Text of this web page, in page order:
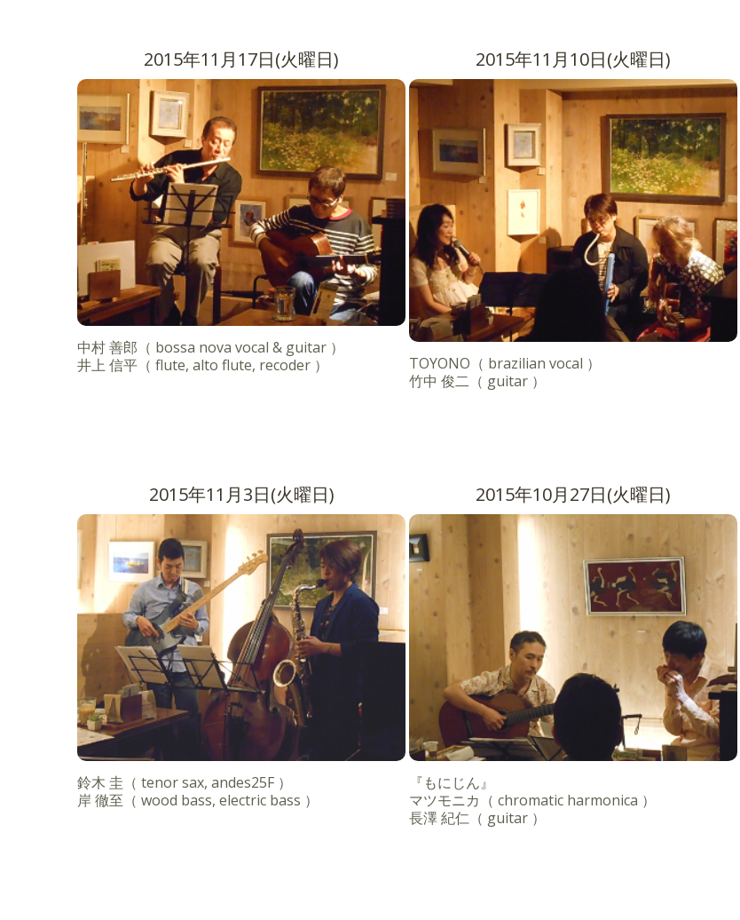
2015年11月17日(火曜日)
中村 善郎（ bossa nova vocal & guitar ）
井上 信平（ flute, alto flute, recoder ）
2015年11月10日(火曜日)
TOYONO（ brazilian vocal ）
竹中 俊二（ guitar ）
2015年11月3日(火曜日)
鈴木 圭（ tenor sax, andes25F ）
岸 徹至（ wood bass, electric bass ）
2015年10月27日(火曜日)
『もにじん』
マツモニカ（ chromatic harmonica ）
長澤 紀仁（ guitar ）